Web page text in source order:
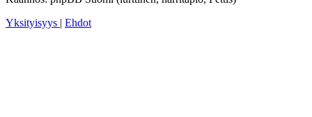
Yksityisyys | Ehdot